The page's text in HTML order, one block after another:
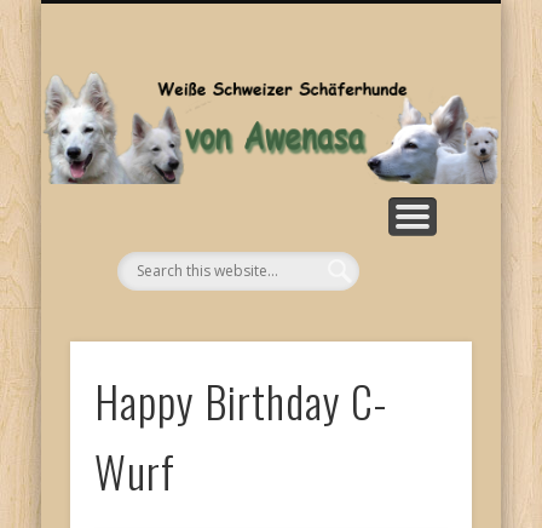
Happy Birthday C-
Wurf